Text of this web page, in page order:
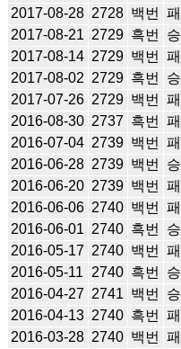
2017-08-28 2728 백번 패
2017-08-21 2729 흑번 승
2017-08-14 2729 백번 패
2017-08-02 2729 흑번 승
2017-07-26 2729 백번 패
2016-08-30 2737 흑번 패
2016-07-04 2739 백번 패
2016-06-28 2739 백번 승
2016-06-20 2739 백번 패
2016-06-06 2740 백번 패
2016-06-01 2740 흑번 승
2016-05-17 2740 백번 패
2016-05-11
2740 흑번 승
2016-04-27 2741 백번 승
2016-04-13 2740 흑번 패
2016-03-28 2740 백번 패